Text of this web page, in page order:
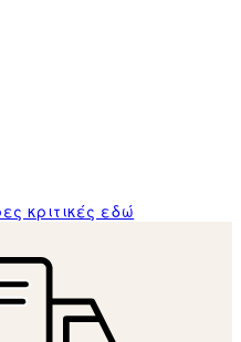
κριτικές εδώ